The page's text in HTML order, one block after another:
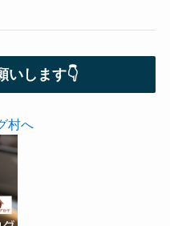
いします👇